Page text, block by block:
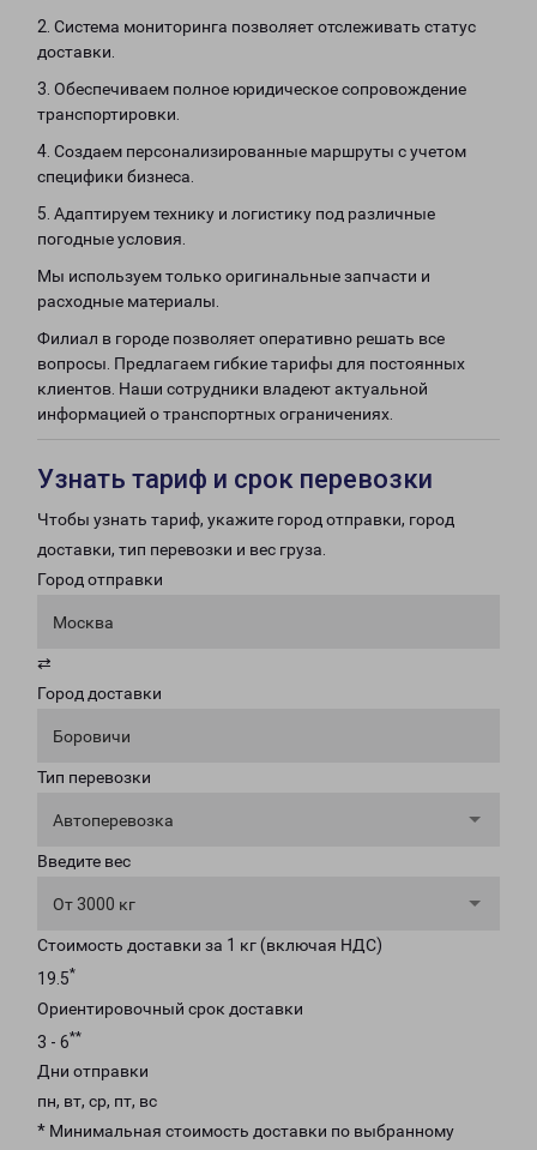
2. Система мониторинга позволяет отслеживать статус
доставки.
3. Обеспечиваем полное юридическое сопровождение
транспортировки.
4. Создаем персонализированные маршруты с учетом
специфики бизнеса.
5. Адаптируем технику и логистику под различные
погодные условия.
Мы используем только оригинальные запчасти и
расходные материалы.
Филиал в городе позволяет оперативно решать все
вопросы. Предлагаем гибкие тарифы для постоянных
клиентов. Наши сотрудники владеют актуальной
информацией о транспортных ограничениях.
Узнать тариф и срок перевозки
Чтобы узнать тариф, укажите город отправки, город
доставки, тип перевозки и вес груза.
Город отправки
Москва
⇄
Город доставки
Боровичи
Тип перевозки
Автоперевозка
Введите вес
От 3000 кг
Стоимость доставки за 1 кг (включая НДС)
19.5*
Ориентировочный срок доставки
3 - 6**
Дни отправки
пн, вт, ср, пт, вс
* Минимальная стоимость доставки по выбранному